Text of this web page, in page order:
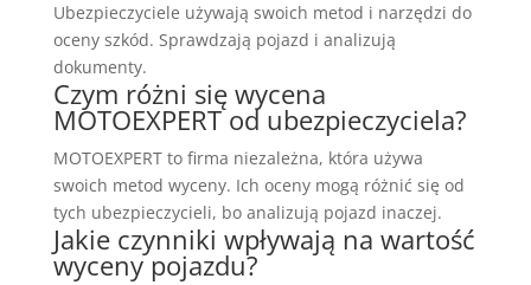
Ubezpieczyciele używają swoich metod i narzędzi do
oceny szkód. Sprawdzają pojazd i analizują
dokumenty.
Czym różni się wycena
MOTOEXPERT od ubezpieczyciela?
MOTOEXPERT to firma niezależna, która używa
swoich metod wyceny. Ich oceny mogą różnić się od
tych ubezpieczycieli, bo analizują pojazd inaczej.
Jakie czynniki wpływają na wartość
wyceny pojazdu?